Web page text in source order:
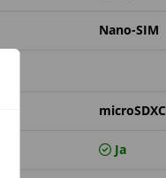
Nano-SIM
microSDXC
Ja